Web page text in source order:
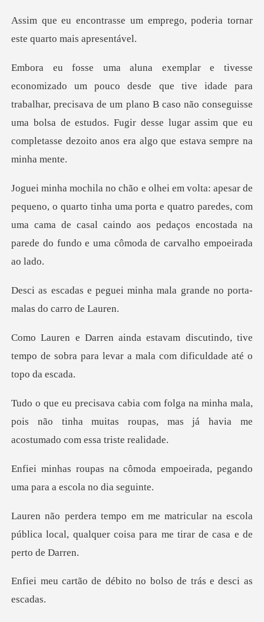
emprego, poderia tornar
es
ra
trabalhar, precisava de um plano B caso não conseguisse
uma bolsa de estudos. Fugir de
tinha uma porta e quatro paredes, com
uma cama de casal caindo aos pedaço
minha mala grande no porta
indo, tive
tempo de sobra para levar a ma
ha mala,
pois não tinha muitas roupas, mas já
da empoeirada, pegando
uma p
na escola
pública local, qualquer coisa pa
débito no bolso de tr